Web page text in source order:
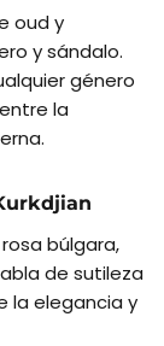
oud y
y sándalo.
género
la
búlgara,
de sutileza
la elegancia y